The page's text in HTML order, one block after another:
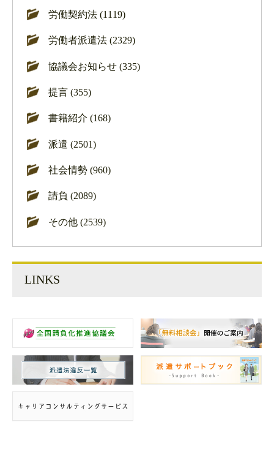
労働契約法 (1119)
労働者派遣法 (2329)
協議会お知らせ (335)
提言 (355)
書籍紹介 (168)
派遣 (2501)
社会情勢 (960)
請負 (2089)
その他 (2539)
LINKS